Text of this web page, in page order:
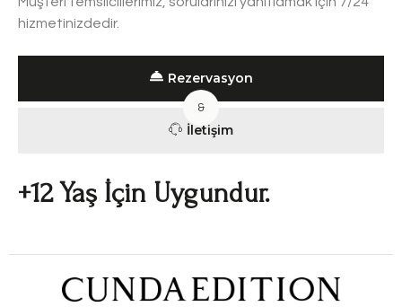
hizmetinizdedir.
Rezervasyon
&
İletişim
+12 Yaş İçin Uygundur.